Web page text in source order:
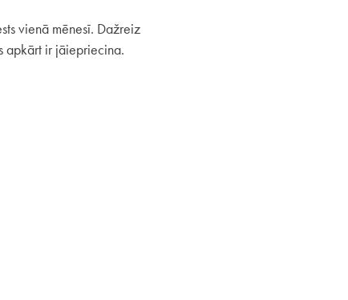
vienā mēnesī. Dažreiz
apkārt ir jāiepriecina.